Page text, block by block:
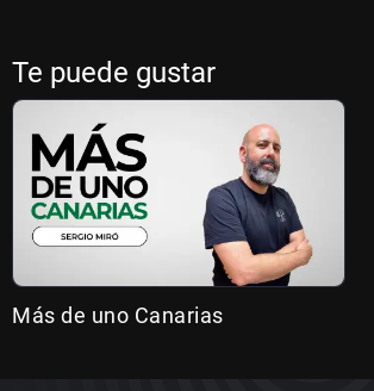
Te puede gustar
Más de uno Canarias